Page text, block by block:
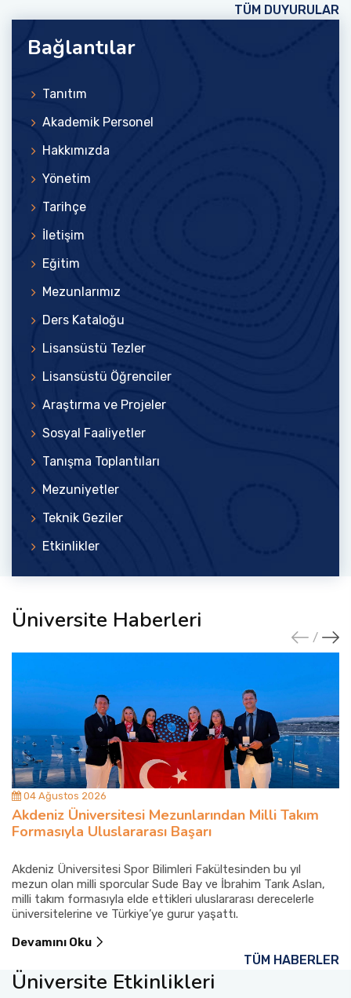
TÜM DUYURULAR
Bağlantılar
Tanıtım
Akademik Personel
Hakkımızda
Yönetim
Tarihçe
İletişim
Eğitim
Mezunlarımız
Ders Kataloğu
Lisansüstü Tezler
Lisansüstü Öğrenciler
Araştırma ve Projeler
Sosyal Faaliyetler
Tanışma Toplantıları
Mezuniyetler
Teknik Geziler
Etkinlikler
Üniversite Haberleri
04 Ağustos 2026
Akdeniz Üniversitesi Mezunlarından Milli Takım
Formasıyla Uluslararası Başarı
Akdeniz Üniversitesi Spor Bilimleri Fakültesinden bu yıl
mezun olan milli sporcular Sude Bay ve İbrahim Tarık Aslan,
milli takım formasıyla elde ettikleri uluslararası derecelerle
üniversitelerine ve Türkiye’ye gurur yaşattı.
Devamını Oku
TÜM HABERLER
Üniversite Etkinlikleri